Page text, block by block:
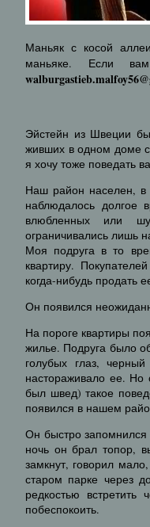
Маньяк с косой
маньяке. Если
Эйстейн из Швеции
живших в одном доме
я хочу тоже поведать
Наш район населен,
наблюдалось долгое
влюбленных или
ограничивались лишь
Моя подруга в то
квартиру.
когда-нибудь продать
Он появился
На пороге квартиры
жилье. Подруга было
голубых глаз,
настораживало ее. Но
был швед) такое
появился в нашем
Он быстро
ночь он брал топор,
замкнут, говорил
старом парке через
редкостью
побеспокоить.